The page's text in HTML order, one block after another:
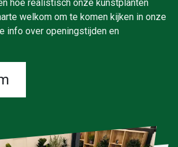
hoe realistisch onze kunstplanten
welkom om te komen kijken in onze
info over openingstijden en